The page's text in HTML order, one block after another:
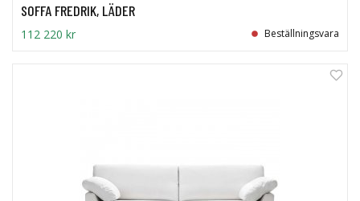
SOFFA FREDRIK, LÄDER
112 220 kr Beställningsvara